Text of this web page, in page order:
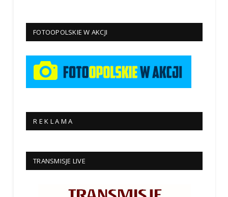
FOTOOPOLSKIE W AKCJI
R E K L A M A
TRANSMISJE LIVE